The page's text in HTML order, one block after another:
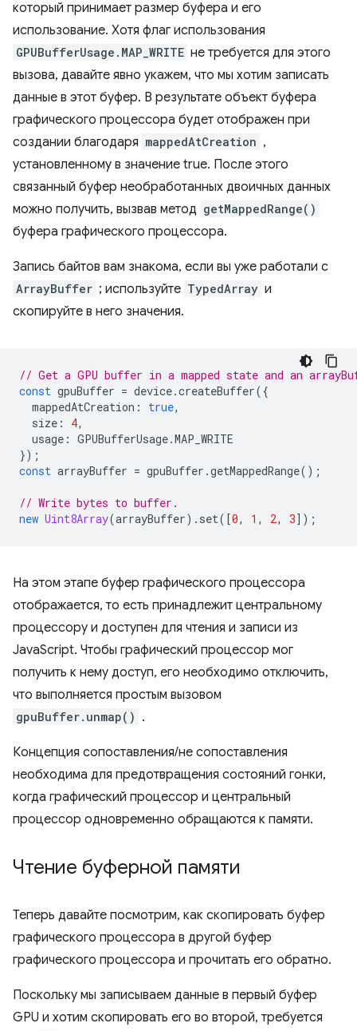
который принимает размер буфера и его
использование. Хотя флаг использования
GPUBufferUsage.MAP_WRITE не требуется для этого
вызова, давайте явно укажем, что мы хотим записать
данные в этот буфер. В результате объект буфера
графического процессора будет отображен при
создании благодаря mappedAtCreation ,
установленному в значение true. После этого
связанный буфер необработанных двоичных данных
можно получить, вызвав метод getMappedRange()
буфера графического процессора.
Запись байтов вам знакома, если вы уже работали с
ArrayBuffer ; используйте TypedArray и
скопируйте в него значения.
// Get a GPU buffer in a mapped state and an
const gpuBuffer = device.createBuffer({
mappedAtCreation : true,
size : 4,
usage : GPUBufferUsage.MAP_WRITE
});
const arrayBuffer = gpuBuffer .getMappedRange();
// Write bytes to buffer.
new Uint8Array(arrayBuffer). set([0, 1 , 2, 3]);
На этом этапе буфер графического процессора
отображается, то есть принадлежит центральному
процессору и доступен для чтения и записи из
JavaScript. Чтобы графический процессор мог
получить к нему доступ, его необходимо отключить,
что выполняется простым вызовом
gpuBuffer.unmap() .
Концепция сопоставления/не сопоставления
необходима для предотвращения состояний гонки,
когда графический процессор и центральный
процессор одновременно обращаются к памяти.
Чтение буферной памяти
Теперь давайте посмотрим, как скопировать буфер
графического процессора в другой буфер
графического процессора и прочитать его обратно.
Поскольку мы записываем данные в первый буфер
GPU и хотим скопировать его во второй, требуется